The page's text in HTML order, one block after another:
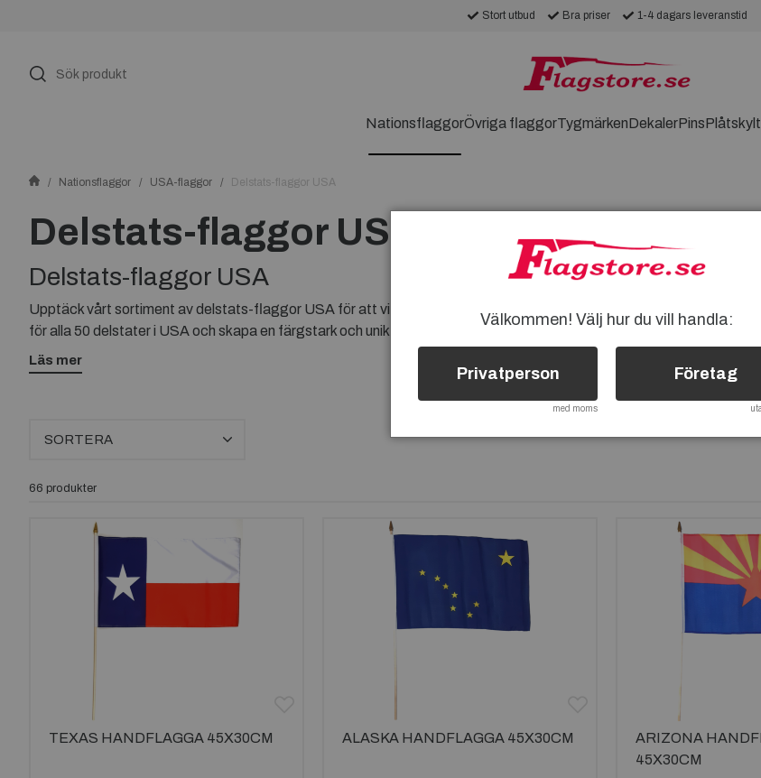
Stort utbud Bra priser 1-4 dagars leveranstid
NationsflaggorÖvriga flaggorTygmärkenDekalerPins
Nationsflaggor USA-flaggor Delstats-flaggor USA
Delstats-flaggor USA
Delstats-flaggor USA
Upptäck vårt sortiment av delstats-flaggor USA för att visa stolthet för din favoritstat. Hitta flaggor
för alla 50 delstater i USA och skapa en färgstark och unik dekoration för ditt hem eller evenemang.
Utforska vårt utbud av högkvalitativa delstats-flaggor och hedra din delstats identitet!
Läs mer
SORTERA
66 produkter
TEXAS HANDFLAGGA 45X30CM ALASKA HANDFLAGGA 45X30CM
ARIZONA
45X30CM
Välkommen! Välj hur du vill handla:
Privatperson
med moms
Företag